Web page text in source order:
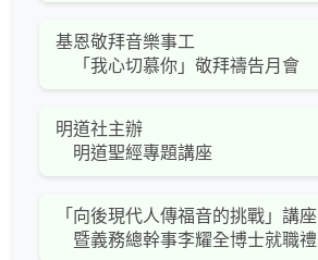
基恩敬拜音樂事工
「我心切慕你」敬拜禱告月會
明道社主辦
明道聖經專題講座
「向後現代人傳福音的挑戰」講座
暨義務總幹事李耀全博士就職禮